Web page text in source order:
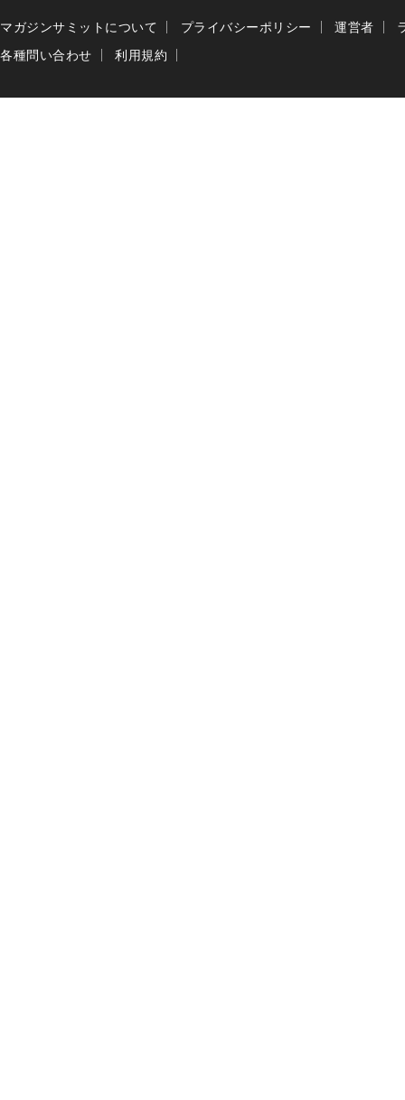
マガジンサミットについて プライバシーポリシー 運営者
各種問い合わせ
利用規約